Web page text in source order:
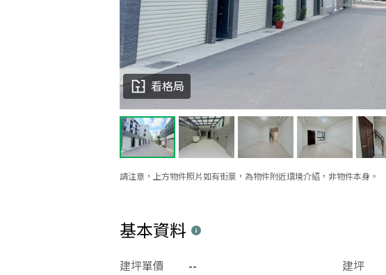
請注意，上方物件照片如有街景，為物件附近環境介紹，非物件本身。
看格局
基本資料
建坪
建坪單價 --